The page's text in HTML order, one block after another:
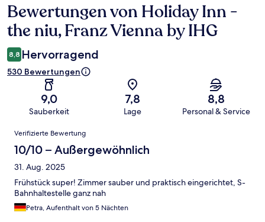
Bewertungen
Bewertungen von Holiday Inn -
the niu, Franz Vienna by IHG
8,8 Hervorragend
530 Bewertungen
9,0
Sauberkeit
7,8
Lage
8,8
Personal & Service
Bewertungen
Verifizierte Bewertung
10/10 – Außergewöhnlich
31. Aug. 2025
Frühstück super! Zimmer sauber und praktisch eingerichtet, S-
Bahnhaltestelle ganz nah
Petra, Aufenthalt von 5 Nächten